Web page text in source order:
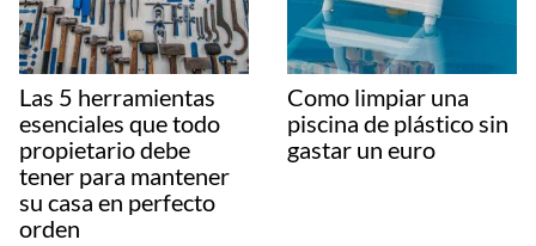
Las 5 herramientas
esenciales que todo
propietario debe
tener para mantener
su casa en perfecto
orden
Como limpiar una
piscina de plástico sin
gastar un euro